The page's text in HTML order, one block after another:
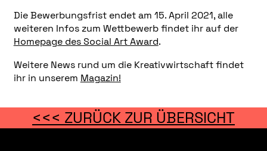
Die Bewerbungsfrist endet am 15. April 2021, alle
weiteren Infos zum Wettbewerb findet ihr auf der
Homepage des Social Art Award.
Weitere News rund um die Kreativwirtschaft findet
ihr in unserem Magazin!
<<< ZURÜCK ZUR ÜBERSICHT